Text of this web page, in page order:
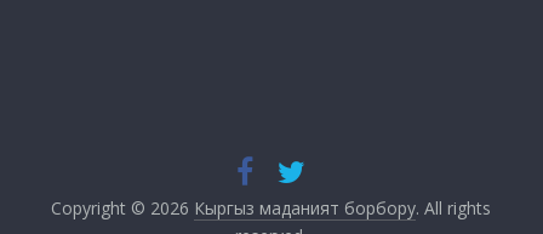
Copyright © 2026 Кыргыз маданият борбору. All rights